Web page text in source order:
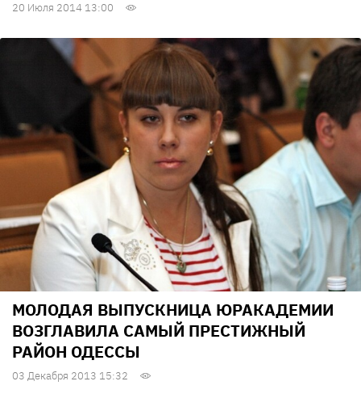
20 Июля 2014 13:00
МОЛОДАЯ ВЫПУСКНИЦА ЮРАКАДЕМИИ
ВОЗГЛАВИЛА САМЫЙ ПРЕСТИЖНЫЙ
РАЙОН ОДЕССЫ
03 Декабря 2013 15:32